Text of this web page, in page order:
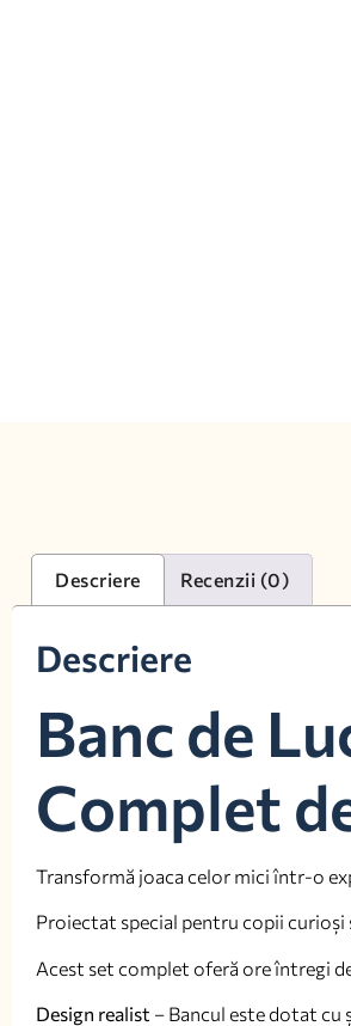
Descriere Recenzii (0)
Descriere
Banc de
Complet
Transformă joaca celor mici într-o
Proiectat special pentru copii curioși
Acest set complet oferă ore întregi
Design realist – Bancul este dotat cu